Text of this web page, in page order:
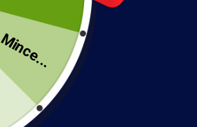
Ajouter au panier
Mince...